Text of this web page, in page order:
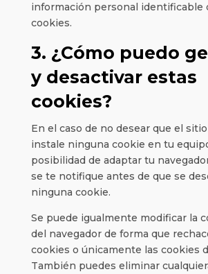
información personal identificable
cookies.
3. ¿Cómo puedo
y desactivar estas
cookies?
En el caso de no desear que el
instale ninguna cookie en tu
posibilidad de adaptar tu
se te notifique antes de que se
ninguna cookie.
Se puede igualmente modificar la
del navegador de forma que
cookies o únicamente las cookies
También puedes eliminar